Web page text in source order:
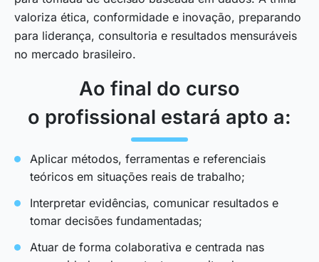
valoriza ética, conformidade e inovação, preparando
para liderança, consultoria e resultados mensuráveis
no mercado brasileiro.
Ao final do curso
o profissional estará apto a:
Aplicar métodos, ferramentas e referenciais
teóricos em situações reais de trabalho;
Interpretar evidências, comunicar resultados e
tomar decisões fundamentadas;
Atuar de forma colaborativa e centrada nas